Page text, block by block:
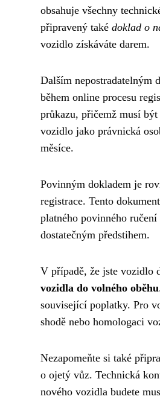
obsahuje všechny
připravený také doklad o
vozidlo získáváte darem.
Dalším nepostradatelným
během online procesu
průkazu, přičemž musí
vozidlo jako právnická
měsíce.
Povinným dokladem je
registrace. Tento
platného povinného
dostatečným předstihem.
V případě, že jste vozidlo
vozidla do volného oběhu
související poplatky. Pro
shodě nebo homologaci
Nezapomeňte si také
o ojetý vůz. Technická
nového vozidla budete